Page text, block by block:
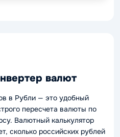
валют
в Рубли — это удобный
пересчета валюты по
Валютный калькулятор
сколько российских рублей